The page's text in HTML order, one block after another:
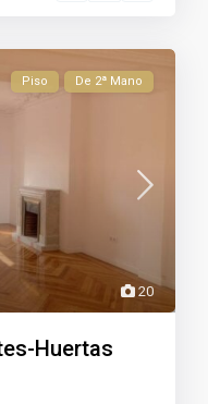
20
Piso De 2ª Mano
Huertas